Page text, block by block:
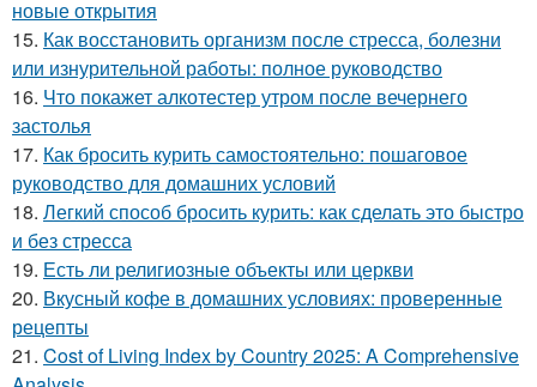
новые открытия
15. Как восстановить организм после стресса, болезни
или изнурительной работы: полное руководство
16. Что покажет алкотестер утром после вечернего
застолья
17. Как бросить курить самостоятельно: пошаговое
руководство для домашних условий
18. Легкий способ бросить курить: как сделать это быстро
и без стресса
19. Есть ли религиозные объекты или церкви
20. Вкусный кофе в домашних условиях: проверенные
рецепты
21. Cost of Living Index by Country 2025: A Comprehensive